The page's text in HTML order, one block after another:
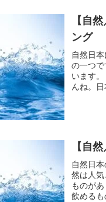
【自
ング
自然日
の一つ
います
んね。
【自
自然日
然は人
ものが
飲めるも